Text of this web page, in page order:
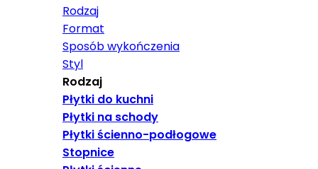
Rodzaj
Format
Sposób wykończenia
Styl
Rodzaj
Płytki do kuchni
Płytki na schody
Płytki ścienno-podłogowe
Stopnice